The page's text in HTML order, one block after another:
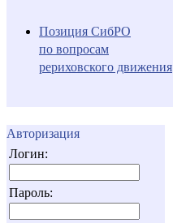
Позиция СибРО
по вопросам
рериховского движения
Авторизация
Логин:
Пароль: